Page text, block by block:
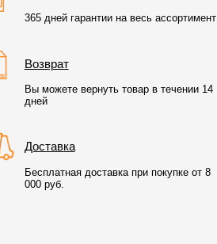
365 дней гарантии на весь ассортимент
Возврат
Вы можете вернуть товар в течении 14
дней
Доставка
Бесплатная доставка при покупке от 8
000 руб.